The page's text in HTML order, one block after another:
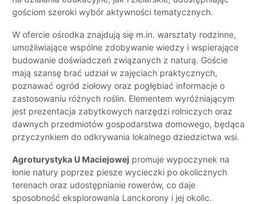
gościom szeroki wybór aktywności tematycznych.
W ofercie ośrodka znajdują się m.in. warsztaty rodzinne,
umożliwiające wspólne zdobywanie wiedzy i wspierające
budowanie doświadczeń związanych z naturą. Goście
mają szansę brać udział w zajęciach praktycznych,
poznawać ogród ziołowy oraz pogłębiać informacje o
zastosowaniu różnych roślin. Elementem wyróżniającym
jest prezentacja zabytkowych narzędzi rolniczych oraz
dawnych przedmiotów gospodarstwa domowego, będąca
przyczynkiem do odkrywania lokalnego dziedzictwa wsi.
Agroturystyka U Maciejowej promuje wypoczynek na
łonie natury poprzez piesze wycieczki po okolicznych
terenach oraz udostępnianie rowerów, co daje
sposobność eksplorowania Lanckorony i jej okolic.